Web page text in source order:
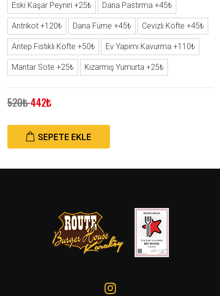
Eski Kaşar Peyniri +25₺ Dana Pastırma +45₺
Antrikot +120₺ Dana Füme +45₺ Cevizli Köfte +45₺
Antep Fıstıklı Köfte +50₺ Ev Yapımı Kavurma +110₺
Mantar Sote +25₺ Kızarmış Yumurta +25₺
520₺442₺
SEPETE EKLE